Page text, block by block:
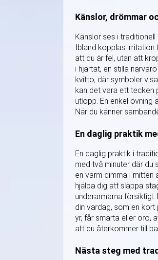
Känslor, drömmar
Känslor ses i
Ibland kopplas irritation
att du är fel, utan att
i hjärtat, en stilla
kvitto, där symboler
kan det vara ett tecken
utlopp. En enkel övning
När du känner
En daglig praktik
En daglig praktik i
med två minuter där du
en varm dimma i mitten
hjälpa dig att släppa
underarmarna försiktigt
din vardag, som en kort
yr, får smärta eller oro,
att du återkommer till
Nästa steg med